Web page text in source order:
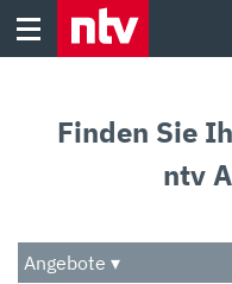
Skip
Audio
Das Beste
Finden Sie
ntv
Angebote ▾